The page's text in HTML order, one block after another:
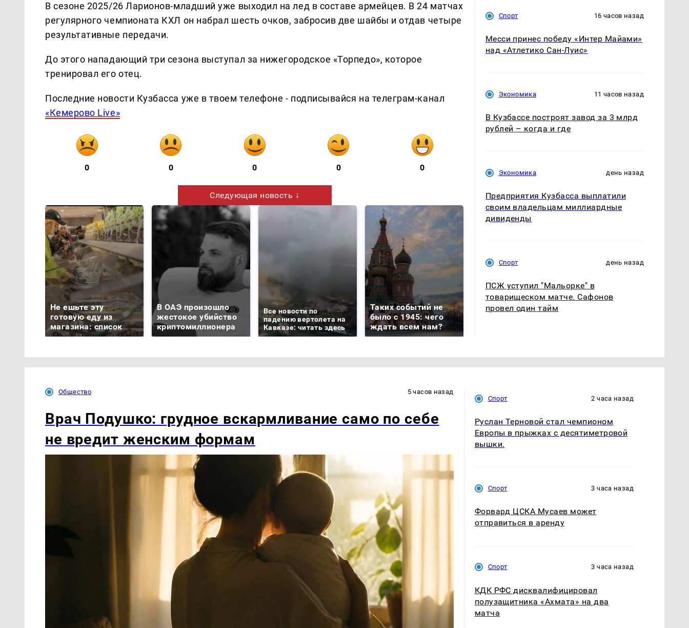
В сезоне 2025/26 Ларионов-младший уже выходил на лед в составе армейцев. В 24 матчах
регулярного чемпионата КХЛ он набрал шесть очков, забросив две шайбы и отдав четыре
результативные передачи.
До этого нападающий три сезона выступал за нижегородское «Торпедо», которое
тренировал его отец.
Последние новости Кузбасса уже в твоем телефоне - подписывайся на телеграм-канал
«Кемерово Live»
0 0 0 0 0
Следующая новость ↓
Не ешьте эту
готовую еду из
магазина: список
В ОАЭ произошло
жестокое убийство
криптомиллионера
Все новости по
падению вертолета на
Кавказе: читать здесь
Таких событий не
было с 1945: чего
ждать всем нам?
В магазинах России
СМИ: В Химках на
Спорт 16 часов назад
Месси принес победу «Интер Майами»
над «Атлетико Сан-Луис»
Экономика 11 часов назад
В Кузбассе построят завод за 3 млрд
рублей – когда и где
Экономика день назад
Предприятия Кузбасса выплатили
своим владельцам миллиардные
дивиденды
Спорт день назад
ПСЖ уступил "Мальорке" в
товарищеском матче. Сафонов
провел один тайм
Общество 5 часов назад
Врач Подушко: грудное вскармливание само по себе
не вредит женским формам
Спорт 2 часа назад
Руслан Терновой стал чемпионом
Европы в прыжках с десятиметровой
вышки.
Спорт 3 часа назад
Форвард ЦСКА Мусаев может
отправиться в аренду
Спорт 3 часа назад
КДК РФС дисквалифицировал
полузащитника «Ахмата» на два
матча